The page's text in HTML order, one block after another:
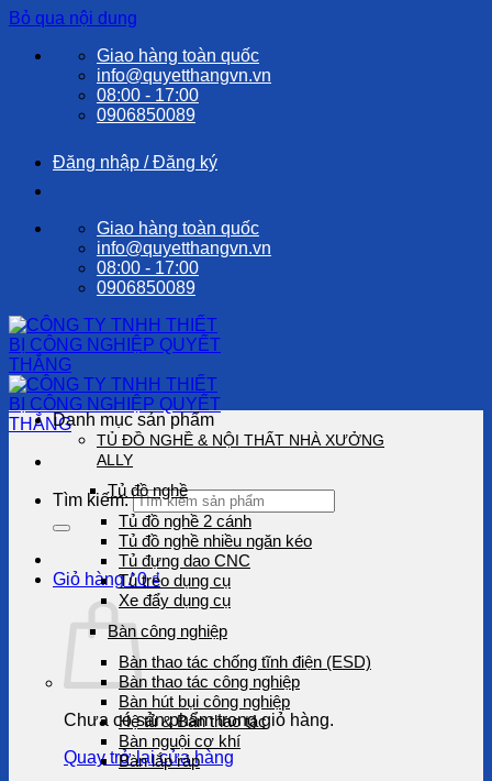
Bỏ qua nội dung
Giao hàng toàn quốc
info@quyetthangvn.vn
08:00 - 17:00
0906850089
Đăng nhập / Đăng ký
Giao hàng toàn quốc
info@quyetthangvn.vn
08:00 - 17:00
0906850089
Tìm kiếm:
Giỏ hàng /0₫
Chưa có sản phẩm trong giỏ hàng.
Quay trở lại cửa hàng
Danh mục sản phẩm
TỦ ĐỒ NGHỀ & NỘI THẤT NHÀ XƯỞNG
ALLY
Tủ đồ nghề
Tủ đồ nghề 2 cánh
Tủ đồ nghề nhiều ngăn kéo
Tủ đựng dao CNC
Tủ treo dụng cụ
Xe đẩy dụng cụ
Bàn công nghiệp
Bàn thao tác chống tĩnh điện (ESD)
Bàn thao tác công nghiệp
Bàn hút bụi công nghiệp
Hệ tủ & Bàn thao tác
Bàn nguội cơ khí
Bàn lắp ráp